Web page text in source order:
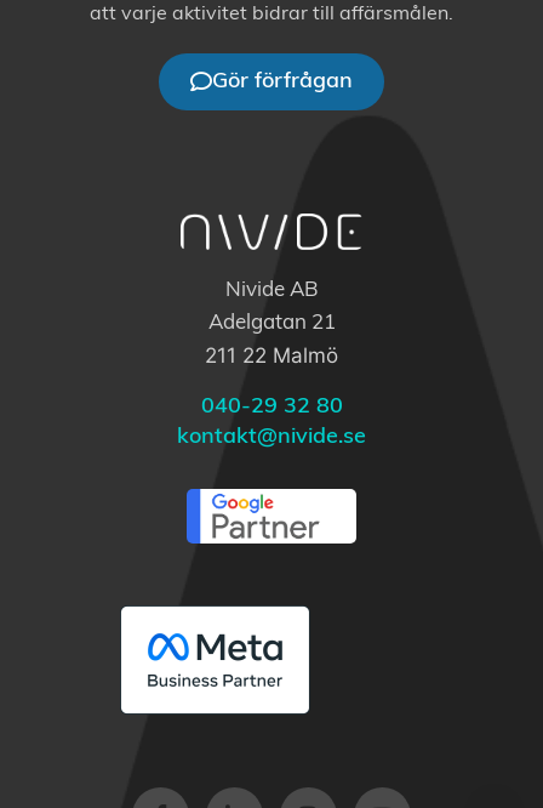
att varje aktivitet bidrar till affärsmålen.
Gör förfrågan
Nivide AB
Adelgatan 21
211 22 Malmö
040-29 32 80
kontakt@nivide.se